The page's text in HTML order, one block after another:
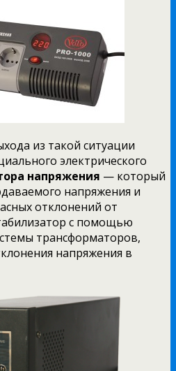
из такой ситуации
электрического
напряжения — который
напряжения и
отклонений от
с помощью
трансформаторов,
напряжения в